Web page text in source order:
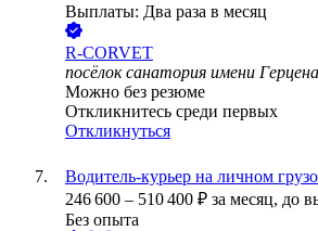
Выплаты: Два раза в месяц
R-CORVET
посёлок санатория имени Герцена
Можно без резюме
Откликнитесь среди первых
Откликнуться
Водитель-курьер на личном
246 600 – 510 400 ₽ за месяц, до
Без опыта